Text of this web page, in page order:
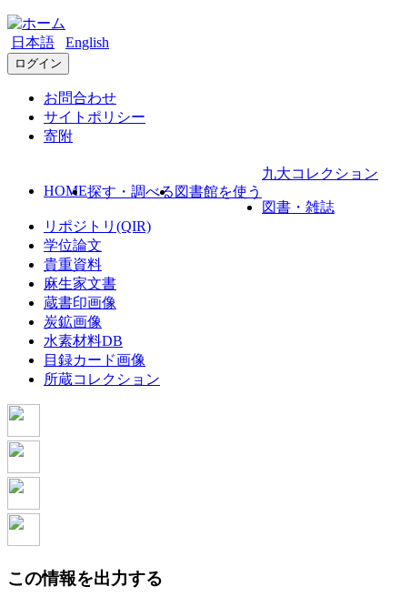
日本語 English
ログイン
お問合わせ
サイトポリシー
寄附
HOME探す・調べる 図書館を使う
九大コレクション
図書・雑誌
リポジトリ(QIR)
学位論文
貴重資料
麻生家文書
蔵書印画像
炭鉱画像
水素材料DB
目録カード画像
所蔵コレクション
この情報を出力する